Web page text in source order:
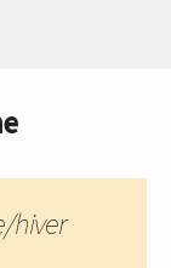
hiver